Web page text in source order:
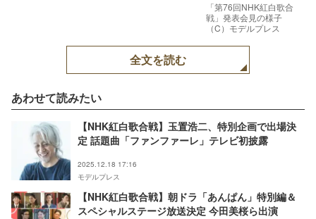
「第76回NHK紅白歌合
戦」発表会見の様子
（C）モデルプレス
全文を読む
あわせて読みたい
【NHK紅白歌合戦】玉置浩二、特別企画で出場決
定 話題曲「ファンファーレ」テレビ初披露
2025.12.18 17:16
モデルプレス
【NHK紅白歌合戦】朝ドラ「あんぱん」特別編＆
スペシャルステージ放送決定 今田美桜ら出演